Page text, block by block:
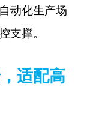
动化生产场
支撑。
适配高